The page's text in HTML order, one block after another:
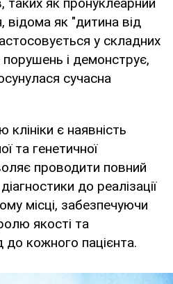
таких як пронуклеарний
відома як "дитина від
у складних
і демонструє,
сучасна
є наявність
та генетичної
проводити повний
до реалізації
місці, забезпечуючи
якості та
до кожного пацієнта.